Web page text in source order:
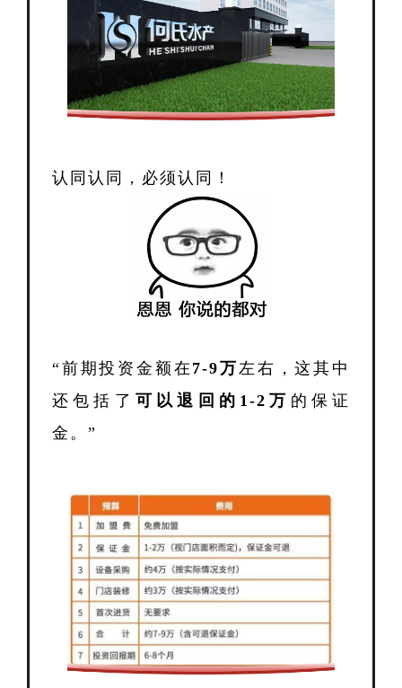
认同认同，必须认同！
“前期投资金额在 7-9万 左右，这其中
还包括了 可以退回的1-2万 的保证
金。 ”